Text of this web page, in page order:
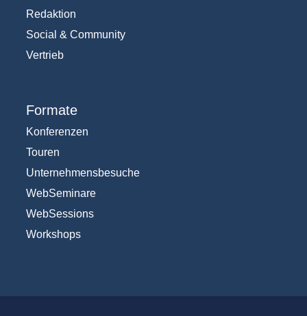
Redaktion
Social & Community
Vertrieb
Formate
Konferenzen
Touren
Unternehmensbesuche
WebSeminare
WebSessions
Workshops